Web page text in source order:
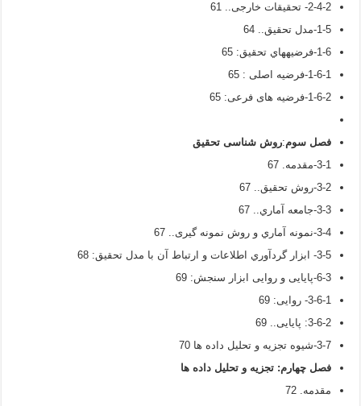
2-4-2- تحقیقات خارجی.. 61
1-5-مدل تحقیق.. 64
1-6-فرضيه‏هاي تحقیق: 65
1-6-1-فرضیه اصلی : 65
1-6-2-فرضیه های فرعی: 65
فصل سوم:روش شناسی تحقیق
3-1-مقدمه. 67
3-2-روش تحقیق.. 67
3-3-جامعه آماري.. 67
3-4-نمونه آماري و روش نمونه گیری.. 67
3-5- ابزار گردآوري اطلاعات و ارتباط آن با مدل تحقیق: 68
6-3-پایایی و روایی ابزار سنجش: 69
3-6-1- روایی: 69
3-6-2: پایایی.. 69
3-7-شیوه تجزیه و تحلیل داده ها 70
فصل چهارم:تجزیه و تحلیل داده ها
مقدمه. 72